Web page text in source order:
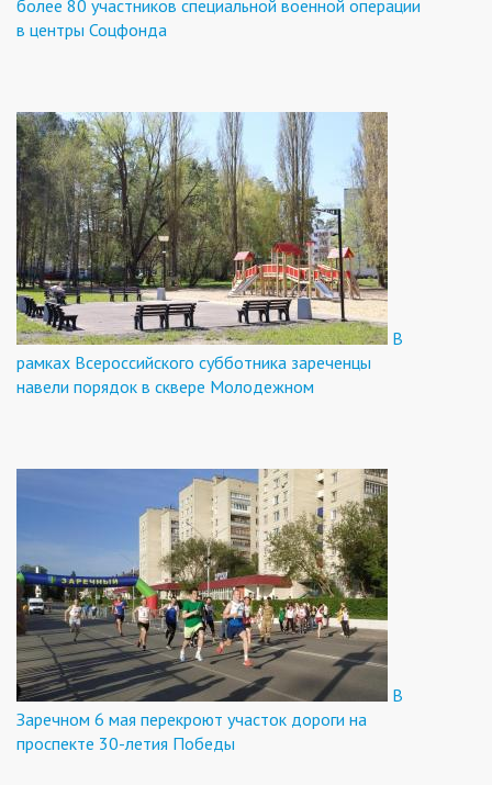
более 80 участников специальной военной операции
в центры Соцфонда
В
рамках Всероссийского субботника зареченцы
навели порядок в сквере Молодежном
В
Заречном 6 мая перекроют участок дороги на
проспекте 30-летия Победы